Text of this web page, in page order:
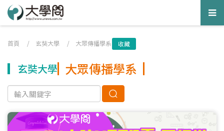
首頁 / 玄奘大學 / 大眾傳播學系 收藏
玄奘大學 大眾傳播學系